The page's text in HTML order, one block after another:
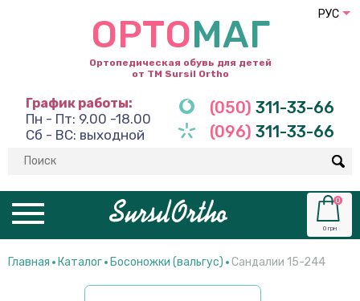
ОРТОМАГ
Ортопедическая обувь для детей
от ТМ Sursil Ortho
График работы:
Пн - Пт: 9.00 -18.00
Сб - ВС: выходной
(050) 311-33-66
(096) 311-33-66
0
0 грн
РУС
Главная Каталог Босоножки (вальгус) Сандалии 15-244